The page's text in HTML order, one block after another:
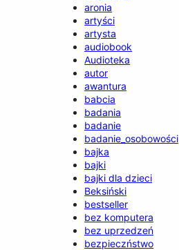
aronia
artyści
artysta
audiobook
Audioteka
autor
awantura
babcia
badania
badanie
badanie_osobowości
bajka
bajki
bajki dla dzieci
Beksiński
bestseller
bez komputera
bez uprzedzeń
bezpieczństwo